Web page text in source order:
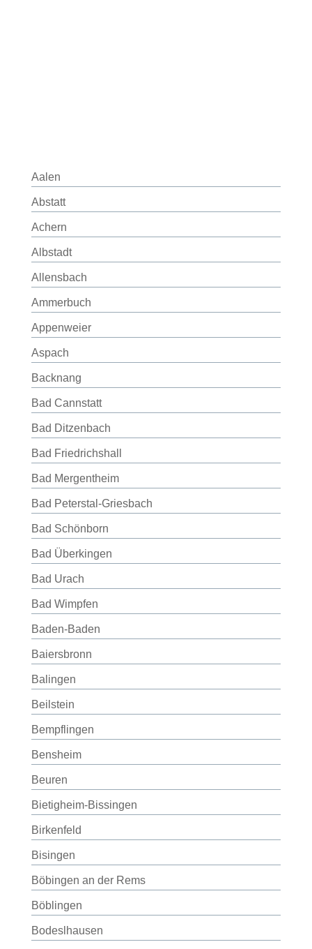
Aalen
Abstatt
Achern
Albstadt
Allensbach
Ammerbuch
Appenweier
Aspach
Backnang
Bad Cannstatt
Bad Ditzenbach
Bad Friedrichshall
Bad Mergentheim
Bad Peterstal-Griesbach
Bad Schönborn
Bad Überkingen
Bad Urach
Bad Wimpfen
Baden-Baden
Baiersbronn
Balingen
Beilstein
Bempflingen
Bensheim
Beuren
Bietigheim-Bissingen
Birkenfeld
Bisingen
Böbingen an der Rems
Böblingen
Bodeslhausen